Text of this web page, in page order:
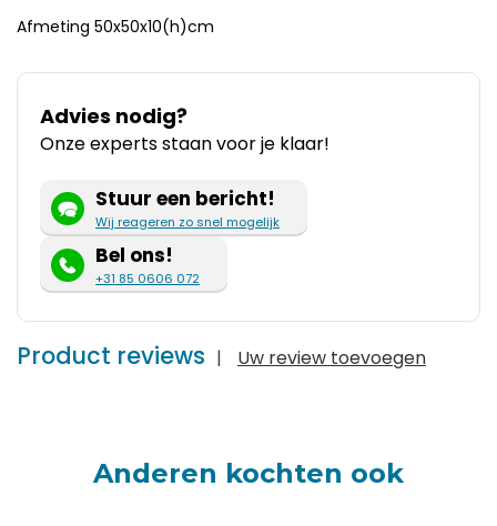
Afmeting 50x50x10(h)cm
Advies nodig?
Onze experts staan voor je klaar!
Stuur een bericht!
Wij reageren zo snel mogelijk
Bel ons!
+31 85 0606 072
Product reviews | Uw review toevoegen
Anderen kochten ook